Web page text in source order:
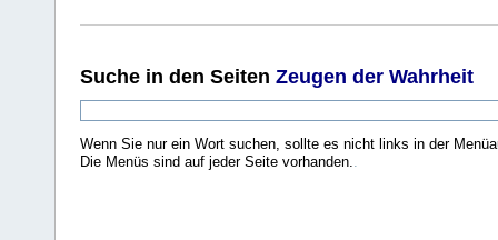
Suche in den Seiten Zeugen der Wahrheit
Wenn Sie nur ein Wort suchen, sollte es nicht links in der
Die Menüs sind auf jeder Seite vorhanden.